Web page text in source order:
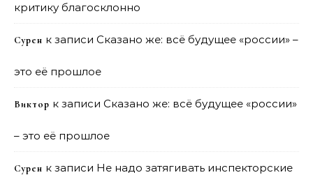
критику благосклонно
Сурен к записи Сказано же: всё будущее «россии» –
это её прошлое
Виктор к записи Сказано же: всё будущее «россии»
– это её прошлое
Сурен к записи Не надо затягивать инспекторские